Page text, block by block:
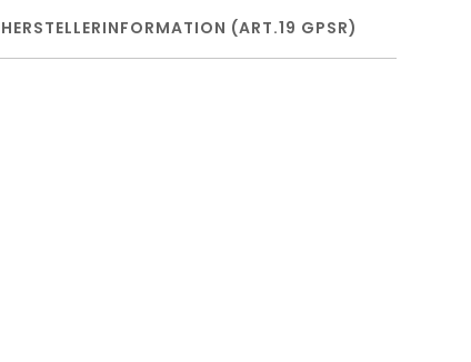
HERSTELLERINFORMATION (ART.19 GPSR)